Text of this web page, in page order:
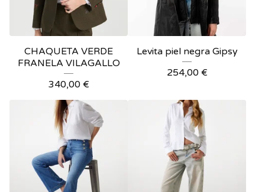
CHAQUETA VERDE
FRANELA VILAGALLO
340,00 €
Levita piel negra Gipsy
254,00 €